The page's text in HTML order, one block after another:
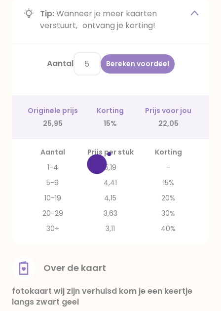
Tip:Wanneer je meer kaarten
verstuurt, ontvang je korting!
Aantal Bereken voordeel
Originele prijs Korting
Prijs voor jou
25,95
15% 22,05
Aantal Prijs per stuk
Korting
1-4
5,19
-
5-9
4,41
15%
10-19
4,15
20%
20-29
3,63
30%
30+
3,11 40%
Over de kaart
fotokaart wij zijn verhuisd kom je een keertje
langs zwart geel